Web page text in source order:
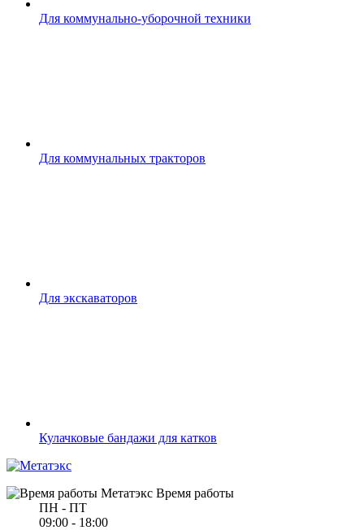
Для коммунально-уборочной техники
Для коммунальных тракторов
Для экскаваторов
Кулачковые бандажи для катков
Время работы
ПН - ПТ
09:00 - 18:00